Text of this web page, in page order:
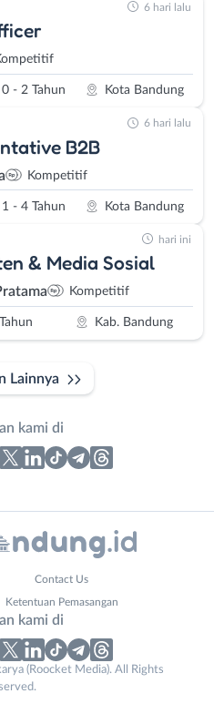
0 - 2 Tahun Kota Bandung
6 hari lalu
B2B
Kompetitif
1 - 4 Tahun Kota Bandung
6 hari lalu
& Media Sosial
Kompetitif
Kab. Bandung
hari ini
Lainnya
kami di
Contact Us
Ketentuan Pemasangan
kami di
(Roocket Media). All Rights